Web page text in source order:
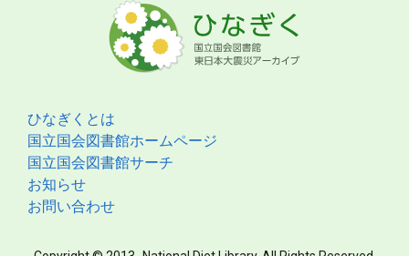
ひなぎくとは
国立国会図書館ホームページ
国立国会図書館サーチ
お知らせ
お問い合わせ